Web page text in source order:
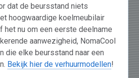
dat de beursstand niets
hoogwaardige koelmeubilair
het nu om een eerste deelname
aanwezigheid, NomaCool
die elke beursstand naar een
Bekijk hier de verhuurmodellen!